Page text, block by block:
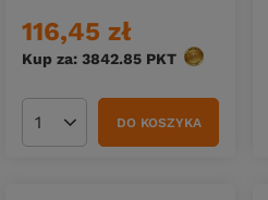
116,45 zł
Kup za: 3842.85 PKT punktów
Ilość produktówDO KOSZYKA